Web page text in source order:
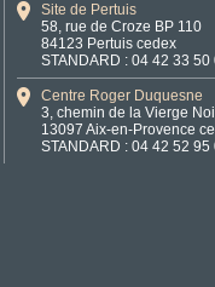
Site de Pertuis
58, rue de Croze BP 110
84123 Pertuis cedex
STANDARD : 04 42 33 50
Centre Roger Duquesne
3, chemin de la Vierge
13097 Aix-en-Provence
STANDARD : 04 42 52 95